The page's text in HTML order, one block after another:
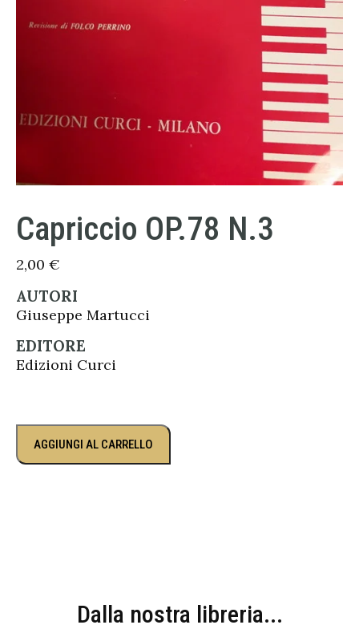
Capriccio OP.78 N.3
2,00 €
AUTORI
Giuseppe Martucci
EDITORE
Edizioni Curci
AGGIUNGI AL CARRELLO
Dalla nostra libreria...